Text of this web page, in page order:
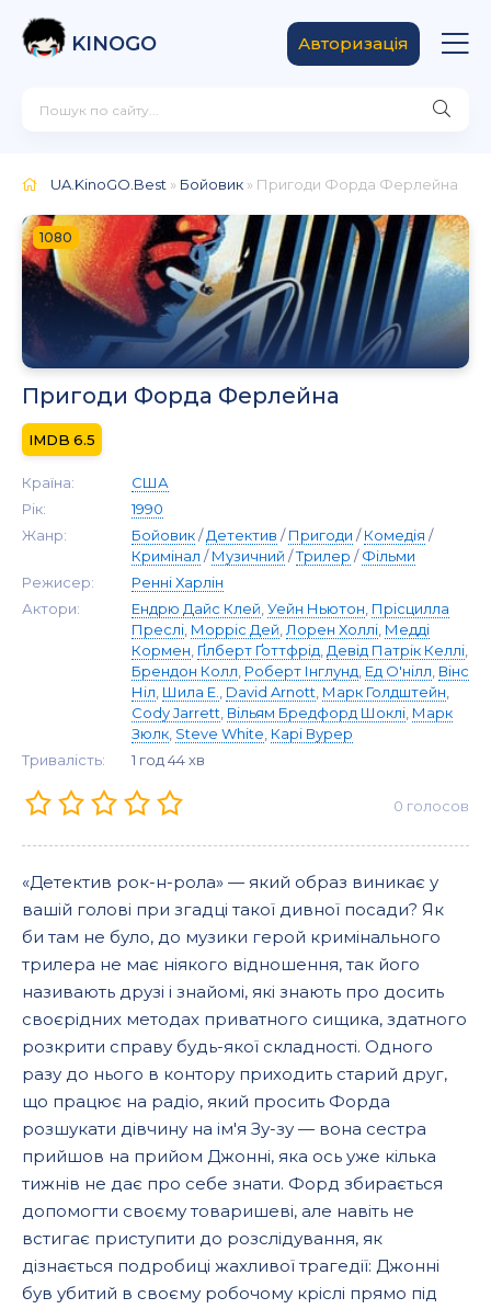
KINOGO Авторизація
UA.KinoGO.Best » Бойовик » Пригоди Форда Ферлейна
1080
Пригоди Форда Ферлейна
6.5
Країна:
США
Рік:
1990
Жанр:
Бойовик/Детектив /Пригоди /Комедія /
Кримінал /Музичний /Трилер /Фільми
Режисер:
Ренні Харлін
Актори:
Ендрю Дайс Клей Уейн Ньютон Прісцилла
Преслі Морріс Дей Лорен Холлі Медді
Кормен Ґілберт Ґоттфрід Девід Патрік Келлі
Брендон Колл Роберт Інглунд Ед О'нілл Вінс
Ніл Шила Е. David Arnott Марк Голдштейн
Cody Jarrett Вільям Бредфорд Шоклі Марк
Зюлк Steve White Карі Вурер
Тривалість:
1 год 44 хв
0 голосов
«Детектив рок-н-рола» — який образ виникає у
вашій голові при згадці такої дивної посади? Як
би там не було, до музики герой кримінального
трилера не має ніякого відношення, так його
називають друзі і знайомі, які знають про досить
своєрідних методах приватного сищика, здатного
розкрити справу будь-якої складності. Одного
разу до нього в контору приходить старий друг,
що працює на радіо, який просить Форда
розшукати дівчину на ім'я Зу-зу — вона сестра
прийшов на прийом Джонні, яка ось уже кілька
тижнів не дає про себе знати. Форд збирається
допомогти своєму товаришеві, але навіть не
встигає приступити до розслідування, як
дізнається подробиці жахливої трагедії: Джонні
був убитий в своєму робочому кріслі прямо під